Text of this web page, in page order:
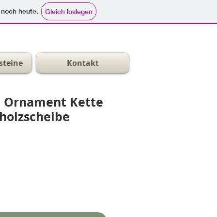
heute. Gleich loslegen
Kontakt
Ornament Kette